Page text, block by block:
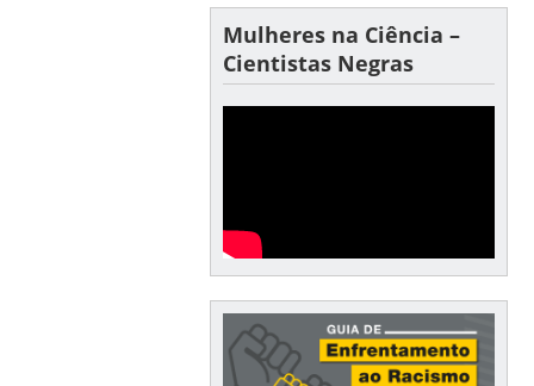
Mulheres na Ciência –
Cientistas Negras